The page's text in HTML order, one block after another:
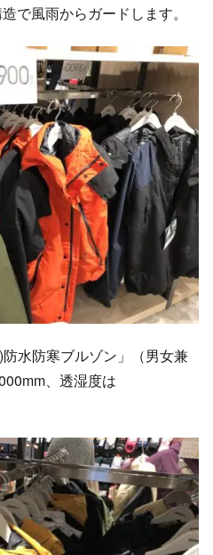
で風雨からガードします。
防水防寒ブルゾン」（男女兼
、透湿度は